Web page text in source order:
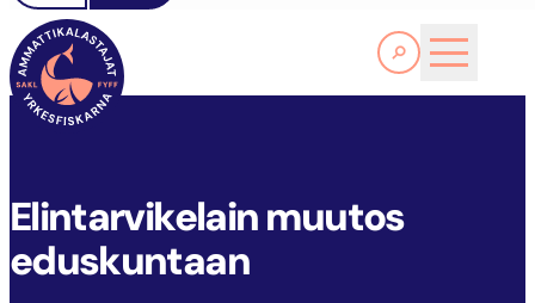
Läs Mer
FYFF
Elintarvikelain muutos
eduskuntaan